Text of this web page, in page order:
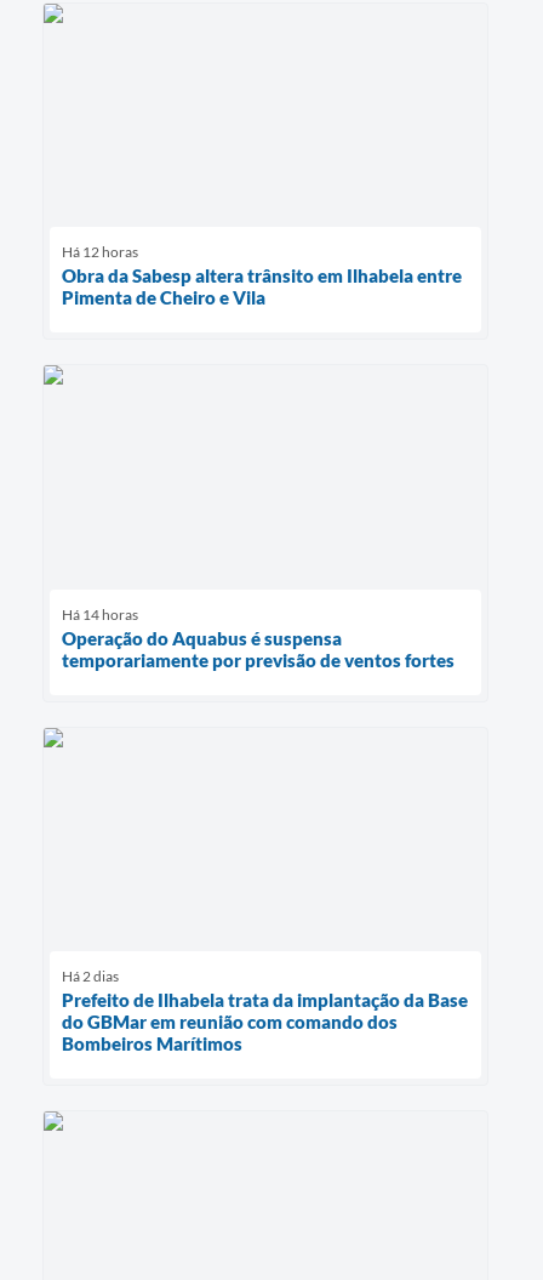
Há 12 horas
Obra da Sabesp altera trânsito em Ilhabela entre
Pimenta de Cheiro e Vila
Há 14 horas
Operação do Aquabus é suspensa
temporariamente por previsão de ventos fortes
Há 2 dias
Prefeito de Ilhabela trata da implantação da Base
do GBMar em reunião com comando dos
Bombeiros Marítimos